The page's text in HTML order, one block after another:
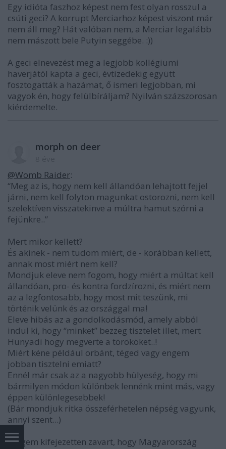
Egy idióta faszhoz képest nem fest olyan rosszul a
csúti geci? A korrupt Merciarhoz képest viszont már
nem áll meg? Hát valóban nem, a Merciar legalább
nem mászott bele Putyin seggébe. :))
A geci elnevezést meg a legjobb kollégiumi
haverjától kapta a geci, évtizedekig együtt
fosztogatták a hazámat, ő ismeri legjobban, mi
vagyok én, hogy felülbíráljam? Nyilván százszorosan
kiérdemelte.
morph on deer
@Womb Raider:
“Meg az is, hogy nem kell állandóan lehajtott fejjel
járni, nem kell folyton magunkat ostorozni, nem kell
szelektíven visszatekinve a múltra hamut szórni a
fejünkre..”
Mert mikor kellett?
És akinek - nem tudom miért, de - korábban kellett,
annak most miért nem kell?
Mondjuk eleve nem fogom, hogy miért a múltat kell
állandóan, pro- és kontra fordzírozni, és miért nem
az a legfontosabb, hogy most mit teszünk, mi
történik velünk és az országgal ma!
Eleve hibás az a gondolkodásmód, amely abból
indul ki, hogy “minket” bezzeg tisztelet illet, mert
Hunyadi hogy megverte a törököket..!
Miért kéne például orbánt, téged vagy engem
jobban tisztelni emiatt?
Ennél már csak az a nagyobb hülyeség, hogy mi
bármilyen módon különbek lennénk mint más, vagy
éppen különlegesebbek!
(Bár mondjuk ritka összeférhetelen népség vagyunk,
annyi szent...)
“Engem kifejezetten zavart, hogy Magyarország